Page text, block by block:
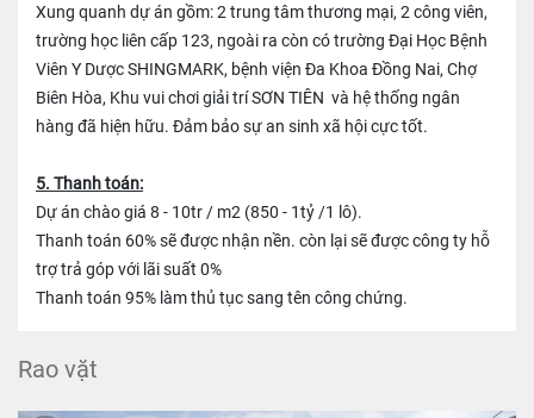
Xung quanh dự án gồm: 2 trung tâm thương mại, 2 công viên,
trường học liên cấp 123, ngoài ra còn có trường Đại Học Bệnh
Viên Y Dược SHINGMARK, bệnh viện Đa Khoa Đồng Nai, Chợ
Biên Hòa, Khu vui chơi giải trí SƠN TIÊN và hệ thống ngân
hàng đã hiện hữu. Đảm bảo sự an sinh xã hội cực tốt.
5. Thanh toán:
Dự án chào giá 8 - 10tr / m2 (850 - 1tỷ /1 lô).
Thanh toán 60% sẽ được nhận nền. còn lại sẽ được công ty hỗ
trợ trả góp với lãi suất 0%
Thanh toán 95% làm thủ tục sang tên công chứng.
Rao vặt